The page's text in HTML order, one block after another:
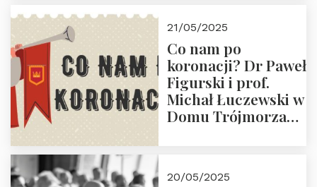
Zapraszamy do
zapisów.
21/05/2025
Co nam po
koronacji? Dr Paweł
Figurski i prof.
Michał Łuczewski w
Domu Trójmorza
20/05/2025